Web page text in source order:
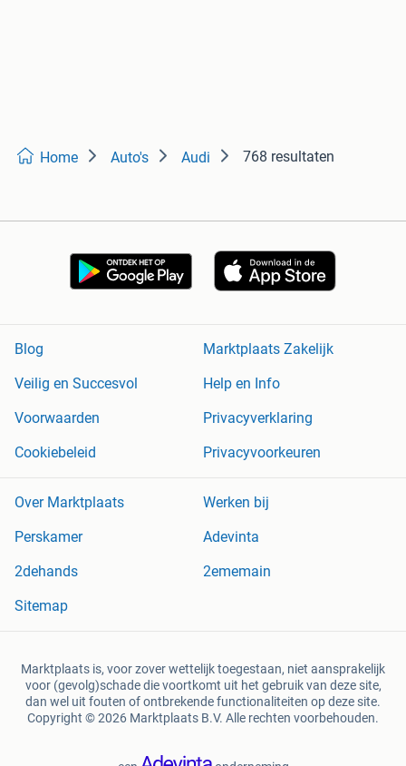
Home Auto's Audi 768 resultaten
Blog
Marktplaats Zakelijk
Veilig en Succesvol
Help en Info
Voorwaarden
Privacyverklaring
Cookiebeleid
Privacyvoorkeuren
Over Marktplaats
Werken bij
Perskamer
Adevinta
2dehands
2ememain
Sitemap
Marktplaats is, voor zover wettelijk toegestaan, niet aansprakelijk
voor (gevolg)schade die voortkomt uit het gebruik van deze site,
dan wel uit fouten of ontbrekende functionaliteiten op deze site.
Copyright © 2026 Marktplaats B.V. Alle rechten voorbehouden.